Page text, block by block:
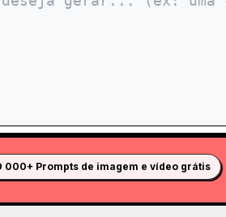
000+ Prompts de imagem e vídeo grátis